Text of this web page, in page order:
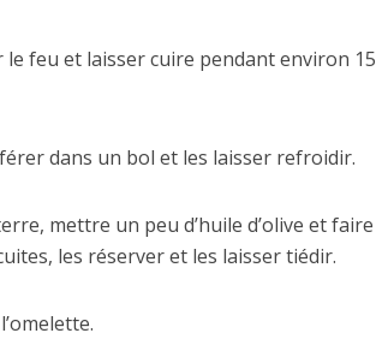
feu et laisser cuire pendant environ 15
dans un bol et les laisser refroidir.
mettre un peu d’huile d’olive et faire
les réserver et les laisser tiédir.